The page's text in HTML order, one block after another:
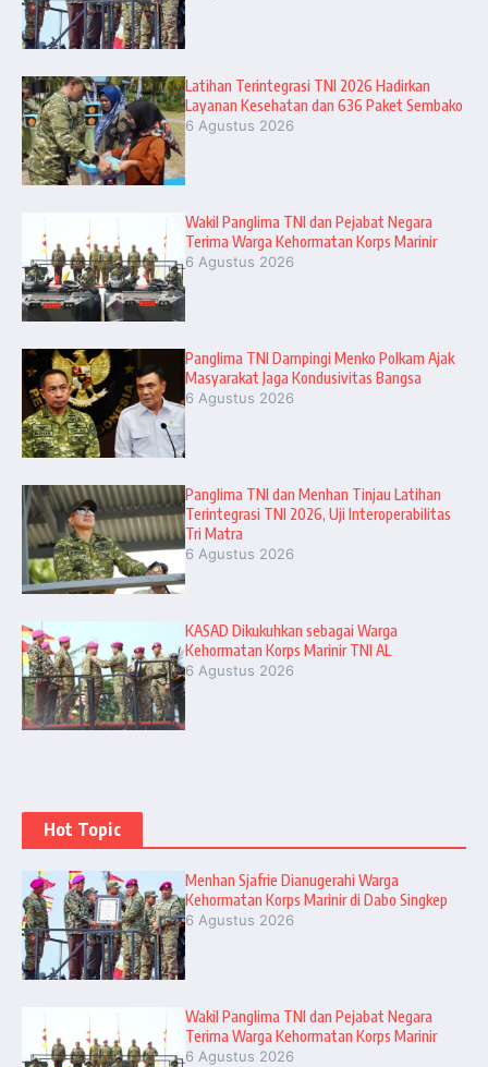
Latihan Terintegrasi TNI 2026 Hadirkan
Layanan Kesehatan dan 636 Paket Sembako
6 Agustus 2026
Wakil Panglima TNI dan Pejabat Negara
Terima Warga Kehormatan Korps Marinir
6 Agustus 2026
Panglima TNI Dampingi Menko Polkam Ajak
Masyarakat Jaga Kondusivitas Bangsa
6 Agustus 2026
Panglima TNI dan Menhan Tinjau Latihan
Terintegrasi TNI 2026, Uji Interoperabilitas
Tri Matra
6 Agustus 2026
KASAD Dikukuhkan sebagai Warga
Kehormatan Korps Marinir TNI AL
6 Agustus 2026
Hot Topic
Menhan Sjafrie Dianugerahi Warga
Kehormatan Korps Marinir di Dabo Singkep
6 Agustus 2026
Wakil Panglima TNI dan Pejabat Negara
Terima Warga Kehormatan Korps Marinir
6 Agustus 2026